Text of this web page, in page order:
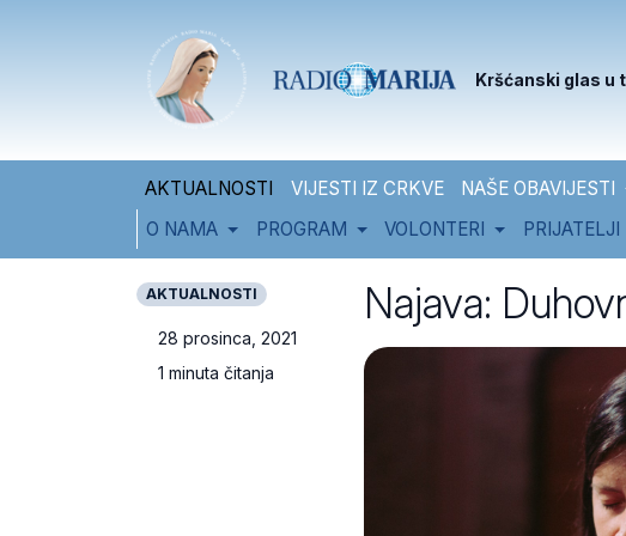
Kršćanski glas u
AKTUALNOSTI VIJESTI IZ CRKVE NAŠE OBAVIJESTI
O NAMA
PROGRAM VOLONTERI PRIJATELJI
AKTUALNOSTI
28 prosinca, 2021
1 minuta čitanja
Najava: